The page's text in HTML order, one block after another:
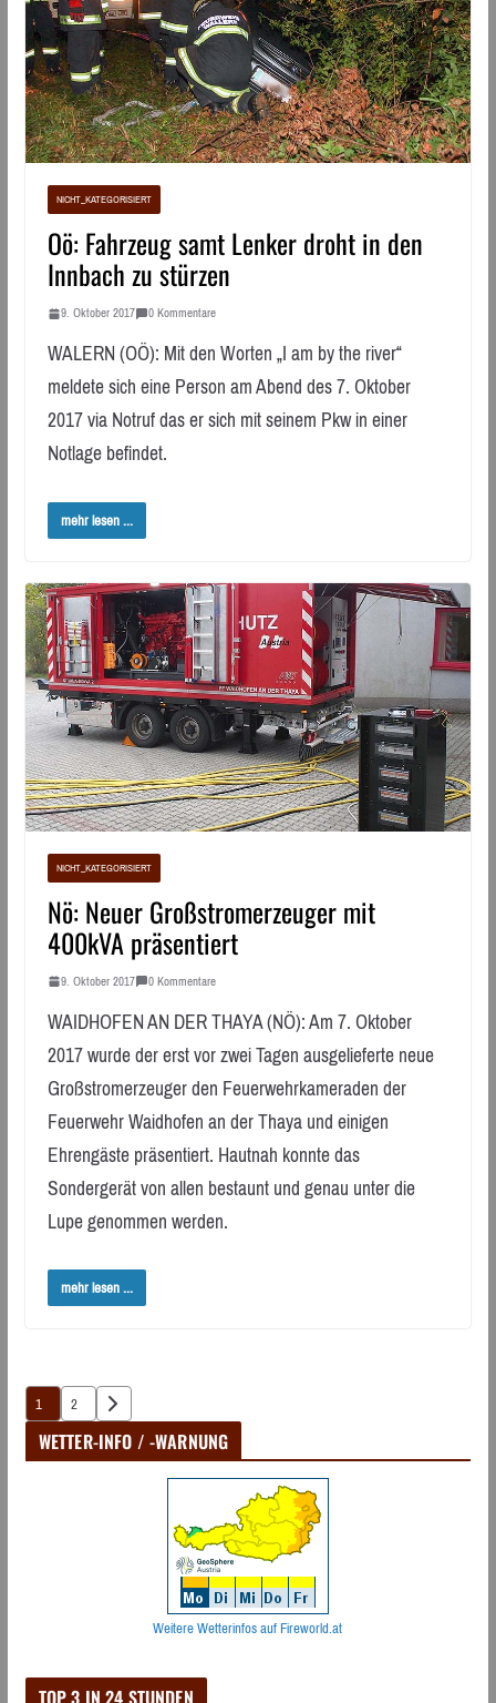
NICHT_KATEGORISIERT
Oö: Fahrzeug samt Lenker droht in den
Innbach zu stürzen
9. Oktober 2017 0 Kommentare
WALERN (OÖ): Mit den Worten „I am by the river“
meldete sich eine Person am Abend des 7. Oktober
2017 via Notruf das er sich mit seinem Pkw in einer
Notlage befindet.
mehr lesen ...
NICHT_KATEGORISIERT
Nö: Neuer Großstromerzeuger mit
400kVA präsentiert
9. Oktober 2017 0 Kommentare
WAIDHOFEN AN DER THAYA (NÖ): Am 7. Oktober
2017 wurde der erst vor zwei Tagen ausgelieferte neue
Großstromerzeuger den Feuerwehrkameraden der
Feuerwehr Waidhofen an der Thaya und einigen
Ehrengäste präsentiert. Hautnah konnte das
Sondergerät von allen bestaunt und genau unter die
Lupe genommen werden.
mehr lesen ...
Seitennummerierung
der
1 2
WETTER-INFO / -WARNUNG
Weitere Wetterinfos auf Fireworld.at